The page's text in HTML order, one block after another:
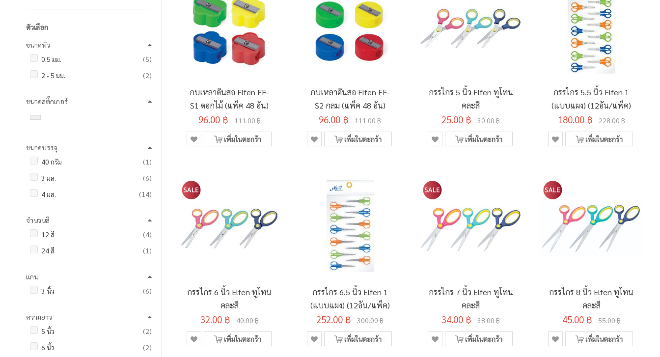
กบเหลาดินสอ Elfen EF-
S1 ดอกไม้ (แพ็ค 48 อัน)
96.00 ฿ 111.00 ฿
เพิ่มในตะกร้า
กบเหลาดินสอ Elfen EF-
S2 กลม (แพ็ค 48 อัน)
96.00 ฿ 111.00 ฿
เพิ่มในตะกร้า
กรรไกร 5 นิ้ว Elfen ทูโทน
คละสี
25.00 ฿ 30.00 ฿
เพิ่มในตะกร้า
กรรไกร 5.5 นิ้ว Elfen 1
(แบบแผง) (12อัน/แพ็ค)
180.00 ฿ 228.00 ฿
เพิ่มในตะกร้า
กรรไกร 6 นิ้ว Elfen ทูโทน
คละสี
32.00 ฿ 40.00 ฿
เพิ่มในตะกร้า
กรรไกร 6.5 นิ้ว Elfen 1
(แบบแผง) (12อัน/แพ็ค)
252.00 ฿ 300.00 ฿
เพิ่มในตะกร้า
กรรไกร 7 นิ้ว Elfen ทูโทน
คละสี
34.00 ฿ 38.00 ฿
เพิ่มในตะกร้า
กรรไกร 8 นิ้ว Elfen ทูโทน
คละสี
45.00 ฿ 55.00 ฿
เพิ่มในตะกร้า
ตัวเลือก
ขนาดหัว
0.5 มม.
5รายการ
2 - 5 มม.
2รายการ
ขนาดสติ๊กเกอร์
ขนาดบรรจุ
40 กรัม
1 ชิ้น
3 มล.
6รายการ
4 มล.
14รายการ
จำนวนสี
12 สี
4รายการ
24 สี
1 ชิ้น
แกน
3 นิ้ว
6รายการ
ความยาว
5 นิ้ว
2รายการ
6 นิ้ว
2รายการ